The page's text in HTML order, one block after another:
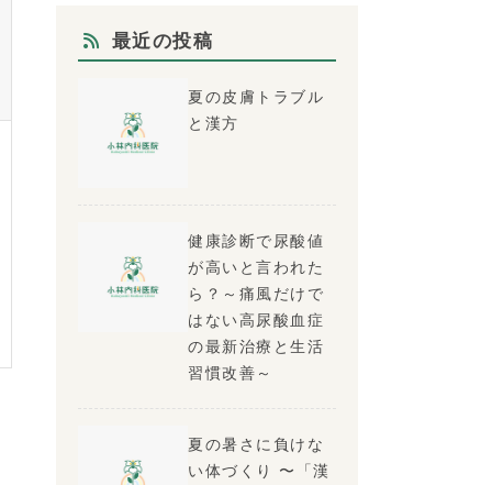
最近の投稿
夏の皮膚トラブル
と漢方
健康診断で尿酸値
が高いと言われた
ら？～痛風だけで
はない高尿酸血症
の最新治療と生活
習慣改善～
夏の暑さに負けな
い体づくり 〜「漢